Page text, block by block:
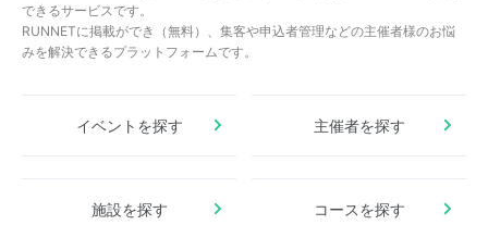
できるサービスです。
RUNNETに掲載ができ（無料）、集客や申込者管理などの主催者様のお悩
みを解決できるプラットフォームです。
イベントを探す 主催者を探す
施設を探す コースを探す